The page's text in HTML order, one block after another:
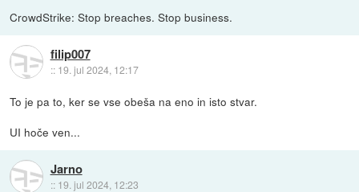
CrowdStrike: Stop breaches. Stop business.
filip007
:: 19. jul 2024, 12:17
To je pa to, ker se vse obeša na eno in isto stvar.
UI hoče ven...
Jarno
:: 19. jul 2024, 12:23